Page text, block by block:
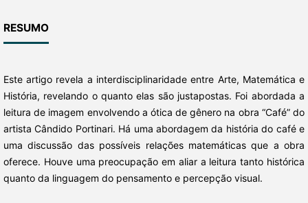
RESUMO
Este artigo revela a interdisciplinaridade entre Arte, Matemática e
História, revelando o quanto elas são justapostas. Foi abordada a
leitura de imagem envolvendo a ótica de gênero na obra “Café” do
artista Cândido Portinari. Há uma abordagem da história do café e
uma discussão das possíveis relações matemáticas que a obra
oferece. Houve uma preocupação em aliar a leitura tanto histórica
quanto da linguagem do pensamento e percepção visual.